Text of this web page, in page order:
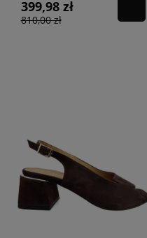
399,98 zł
810,00 zł